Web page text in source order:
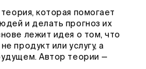
которая помогает
и делать прогноз их
лежит идея о том, что
продукт или услугу, а
Автор теории —